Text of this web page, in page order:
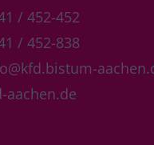
/ 452-452
/ 452-838
aachen.de